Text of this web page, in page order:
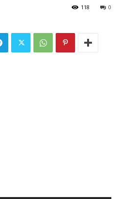
0
118